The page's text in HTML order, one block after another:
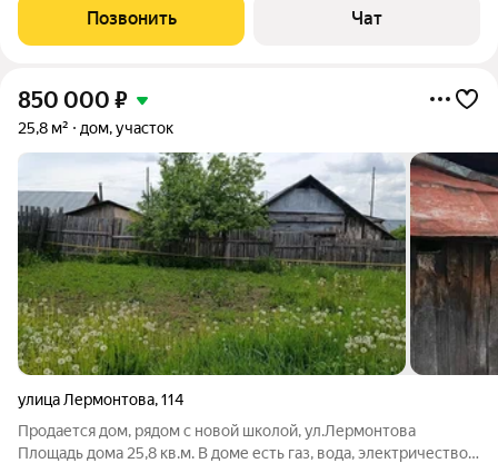
кабиной Второй этаж - подготовлен под 3 спальни и санузел
(все
Позвонить Чат
850 000 ₽
25,8 м² дом, участок
улица Лермонтова,114
Продается дом, рядом с новой школой, ул.Лермонтова
Площадь дома 25,8 кв.м. В доме есть газ, вода, электричество,